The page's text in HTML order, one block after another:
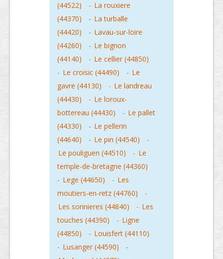
(44522) - La rouxiere
(44370)
- La turballe
(44420)
- Lavau-sur-loire
(44260)
- Le bignon
(44140)
- Le cellier (44850)
- Le croisic (44490) - Le
gavre (44130)
- Le landreau
(44430)
- Le loroux-
bottereau (44430)
- Le pallet
(44330)
- Le pellerin
(44640)
- Le pin (44540)
-
Le pouliguen (44510)
- Le
temple-de-bretagne (44360)
- Lege (44650) - Les
moutiers-en-retz (44760)
-
Les sorinieres (44840)
- Les
touches (44390)
- Ligne
(44850)
- Louisfert (44110)
- Lusanger (44590)
-